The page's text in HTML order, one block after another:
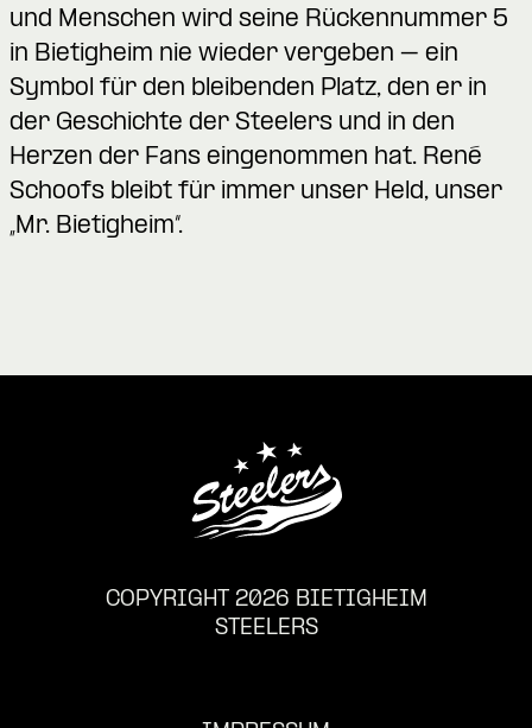
und Menschen wird seine Rückennummer 5
in Bietigheim nie wieder vergeben – ein
Symbol für den bleibenden Platz, den er in
der Geschichte der Steelers und in den
Herzen der Fans eingenommen hat. René
Schoofs bleibt für immer unser Held, unser
„Mr. Bietigheim“.
COPYRIGHT 2026 BIETIGHEIM
STEELERS